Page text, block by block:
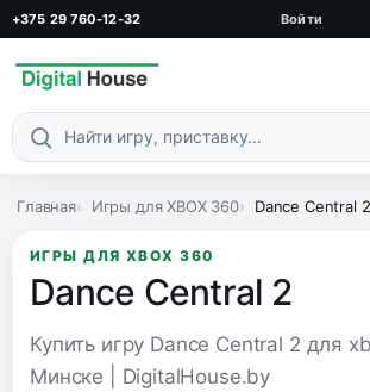
+375 29 760-12-32 Войти
Поиск по каталогу
Главная Игры для XBOX 360 Dance Central 2
ИГРЫ ДЛЯ XBOX 360
Dance Central 2
Купить игру Dance Central 2 для
Минске | DigitalHouse.by